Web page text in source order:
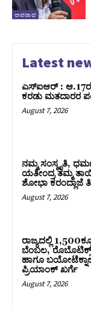
ಅಪರಾಧ
Latest
ಎಸ್‌ಐಆರ್‌ :
ಕರಡು ಮತದಾರರ
August 7, 2026
ನಮ್ಮ ಸಂಸ್ಕೃತಿ,
ಯತೀಂದ್ರ ತಮ್ಮ
ಶೋಭಾ ಕರಂದ್ಲಾಜೆ
August 7, 2026
ರಾಜ್ಯದಲ್ಲಿ
ಬೆಂಬಲ,
ಹಾಗೂ
ಪ್ರಿಯಾಂಕ್‌ ಖರ್ಗೆ
August 7, 2026